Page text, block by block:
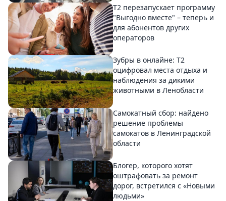
Т2 перезапускает программу
"Выгодно вместе" – теперь и
для абонентов других
операторов
Зубры в онлайне: Т2
оцифровал места отдыха и
наблюдения за дикими
животными в Ленобласти
Самокатный сбор: найдено
решение проблемы
самокатов в Ленинградской
области
Блогер, которого хотят
оштрафовать за ремонт
дорог, встретился с «Новыми
людьми»